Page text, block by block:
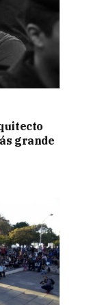
grande